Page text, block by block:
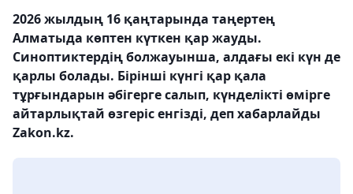
2026 жылдың 16 қаңтарында таңертең
Алматыда көптен күткен қар жауды.
Синоптиктердің болжауынша, алдағы екі күн де
қарлы болады. Бірінші күнгі қар қала
тұрғындарын әбігерге салып, күнделікті өмірге
айтарлықтай өзгеріс енгізді, деп хабарлайды
Zakon.kz.